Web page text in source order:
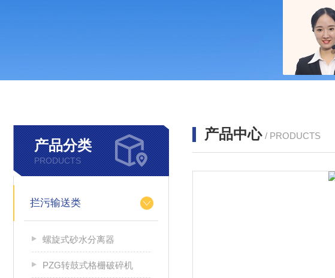
产品分类
PRODUCTS
拦污输送类
螺旋式砂水分离器
PZG转鼓式格栅破碎机
产品中心 / PRODUCTS